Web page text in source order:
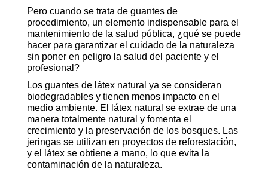
Pero cuando se trata de guantes de
procedimiento, un elemento indispensable para el
mantenimiento de la salud pública, ¿qué se puede
hacer para garantizar el cuidado de la naturaleza
sin poner en peligro la salud del paciente y el
profesional?
Los guantes de látex natural ya se consideran
biodegradables y tienen menos impacto en el
medio ambiente. El látex natural se extrae de una
manera totalmente natural y fomenta el
crecimiento y la preservación de los bosques. Las
jeringas se utilizan en proyectos de reforestación,
y el látex se obtiene a mano, lo que evita la
contaminación de la naturaleza.